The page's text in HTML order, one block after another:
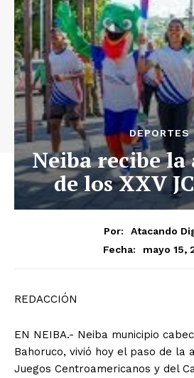
DEPORTES
Neiba recibe
de los XXV
Por:
Atacando
Fecha:
mayo 15,
REDACCIÓN
EN NEIBA.- Neiba municipio
Bahoruco, vivió hoy el paso de la
Juegos Centroamericanos y del